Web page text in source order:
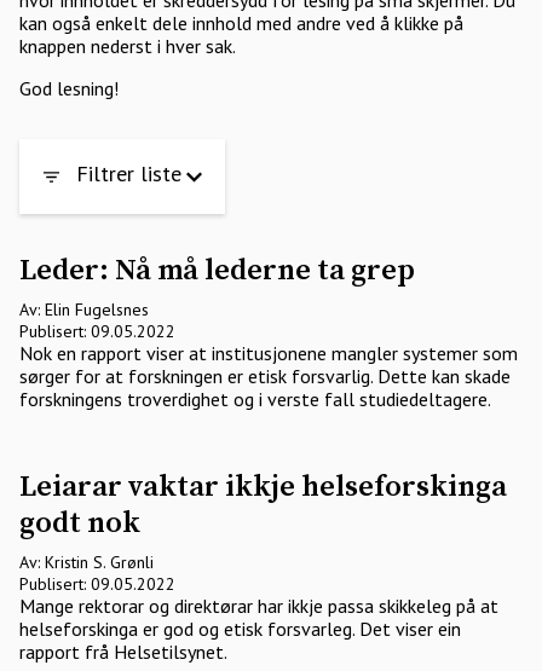
kan også enkelt dele innhold med andre ved å klikke på
knappen nederst i hver sak.
God lesning!
Filtrer liste
Leder: Nå må lederne ta grep
Av: Elin Fugelsnes
Publisert: 09.05.2022
Nok en rapport viser at institusjonene mangler systemer som
sørger for at forskningen er etisk forsvarlig. Dette kan skade
forskningens troverdighet og i verste fall studiedeltagere.
Leiarar vaktar ikkje helseforskinga
godt nok
Av: Kristin S. Grønli
Publisert: 09.05.2022
Mange rektorar og direktørar har ikkje passa skikkeleg på at
helseforskinga er god og etisk forsvarleg. Det viser ein
rapport frå Helsetilsynet.